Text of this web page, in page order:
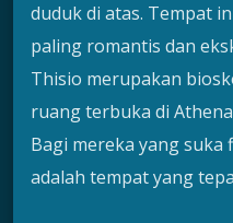
duduk di atas. Tempat
paling romantis dan
Thisio merupakan
ruang terbuka di
Bagi mereka yang suka
adalah tempat yang